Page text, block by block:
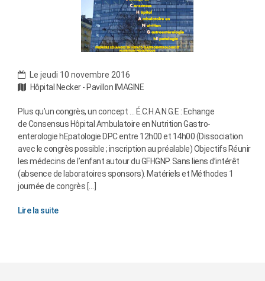
Le jeudi 10 novembre 2016
Hôpital Necker - Pavillon IMAGINE
Plus qu’un congrès, un concept … É.C.H.A.N.G.E : Echange
de Consensus Hôpital Ambulatoire en Nutrition Gastro-
enterologie hEpatologie DPC entre 12h00 et 14h00 (Dissociation
avec le congrès possible ; inscription au préalable) Objectifs Réunir
les médecins de l’enfant autour du GFHGNP. Sans liens d’intérêt
(absence de laboratoires sponsors). Matériels et Méthodes 1
journée de congrès […]
Lire la suite